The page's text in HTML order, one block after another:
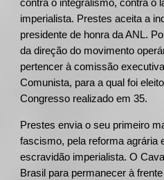
contra o integralismo, contra o
imperialista. Prestes aceita a
presidente de honra da ANL.
da direção do movimento
pertencer à comissão
Comunista, para a qual foi
Congresso realizado em 35.
Prestes envia o seu primeiro
fascismo, pela reforma agrária
escravidão imperialista. O
Brasil para permanecer à